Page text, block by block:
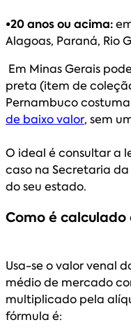
•20 anos ou acima:
Alagoas, Paraná, Rio
Em Minas Gerais
preta (item de
Pernambuco
de baixo valor, sem
O ideal é consultar a
caso na Secretaria
do seu estado.
Como é calculado
Usa-se o valor venal
médio de mercado
multiplicado pela
fórmula é: